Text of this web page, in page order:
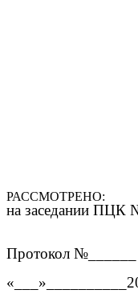
РАССМОТРЕНО:
на заседании ПЦК